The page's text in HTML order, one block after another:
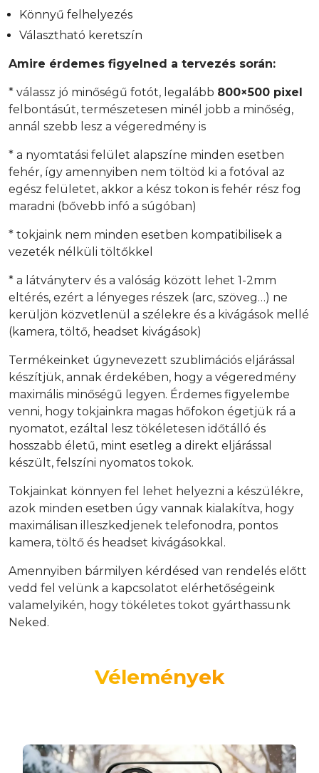
Könnyű felhelyezés
Választható keretszín
Amire érdemes figyelned a tervezés során:
* válassz jó minőségű fotót, legalább 800×500 pixel
felbontásút, természetesen minél jobb a minőség,
annál szebb lesz a végeredmény is
* a nyomtatási felület alapszíne minden esetben
fehér, így amennyiben nem töltöd ki a fotóval az
egész felületet, akkor a kész tokon is fehér rész fog
maradni (bővebb infó a súgóban)
* tokjaink nem minden esetben kompatibilisek a
vezeték nélküli töltőkkel
* a látványterv és a valóság között lehet 1-2mm
eltérés, ezért a lényeges részek (arc, szöveg…) ne
kerüljön közvetlenül a szélekre és a kivágások mellé
(kamera, töltő, headset kivágások)
Termékeinket úgynevezett szublimációs eljárással
készítjük, annak érdekében, hogy a végeredmény
maximális minőségű legyen. Érdemes figyelembe
venni, hogy tokjainkra magas hőfokon égetjük rá a
nyomatot, ezáltal lesz tökéletesen időtálló és
hosszabb életű, mint esetleg a direkt eljárással
készült, felszíni nyomatos tokok.
Tokjainkat könnyen fel lehet helyezni a készülékre,
azok minden esetben úgy vannak kialakítva, hogy
maximálisan illeszkedjenek telefonodra, pontos
kamera, töltő és headset kivágásokkal.
Amennyiben bármilyen kérdésed van rendelés előtt
vedd fel velünk a kapcsolatot elérhetőségeink
valamelyikén, hogy tökéletes tokot gyárthassunk
Neked.
Vélemények